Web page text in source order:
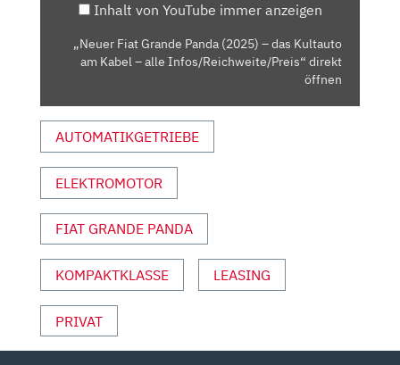
KULTAUTO
KABEL
INFOS/REICHWEITE/PREIS“
VON
YOUTUBE
ANZEIGEN
Inhalt von YouTube immer anzeigen
„Neuer Fiat Grande Panda (2025) – das Kultauto
am Kabel – alle Infos/Reichweite/Preis“ direkt
öffnen
AUTOMATIKGETRIEBE
ELEKTROMOTOR
FIAT GRANDE PANDA
KOMPAKTKLASSE LEASING
PRIVAT